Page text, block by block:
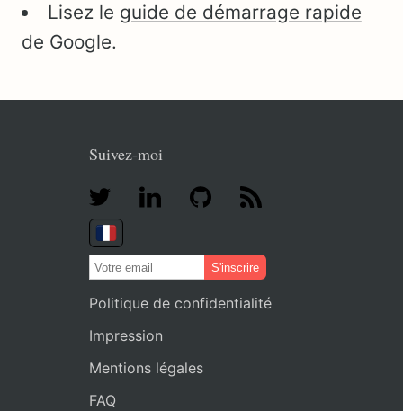
Lisez le guide de démarrage rapide
de Google.
Suivez-moi
S'inscrire
Politique de confidentialité
Impression
Mentions légales
FAQ